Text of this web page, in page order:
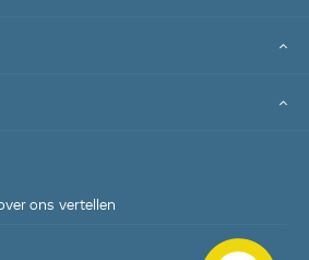
ons vertellen